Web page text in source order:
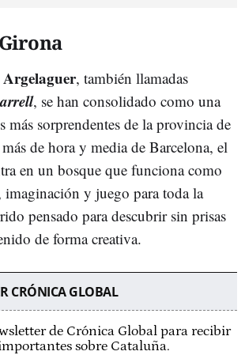
Argelaguer, también llamadas
, se han consolidado como una
más sorprendentes de la provincia de
de hora y media de Barcelona, el
en un bosque que funciona como
imaginación y juego para toda la
pensado para descubrir sin prisas
de forma creativa.
CRÓNICA GLOBAL
de Crónica Global para recibir
sobre Cataluña.